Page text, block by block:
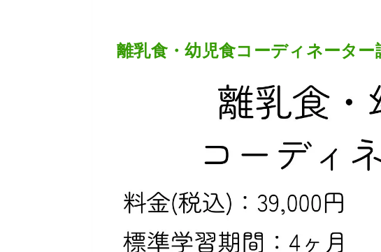
離乳食・幼児食コーディネーター